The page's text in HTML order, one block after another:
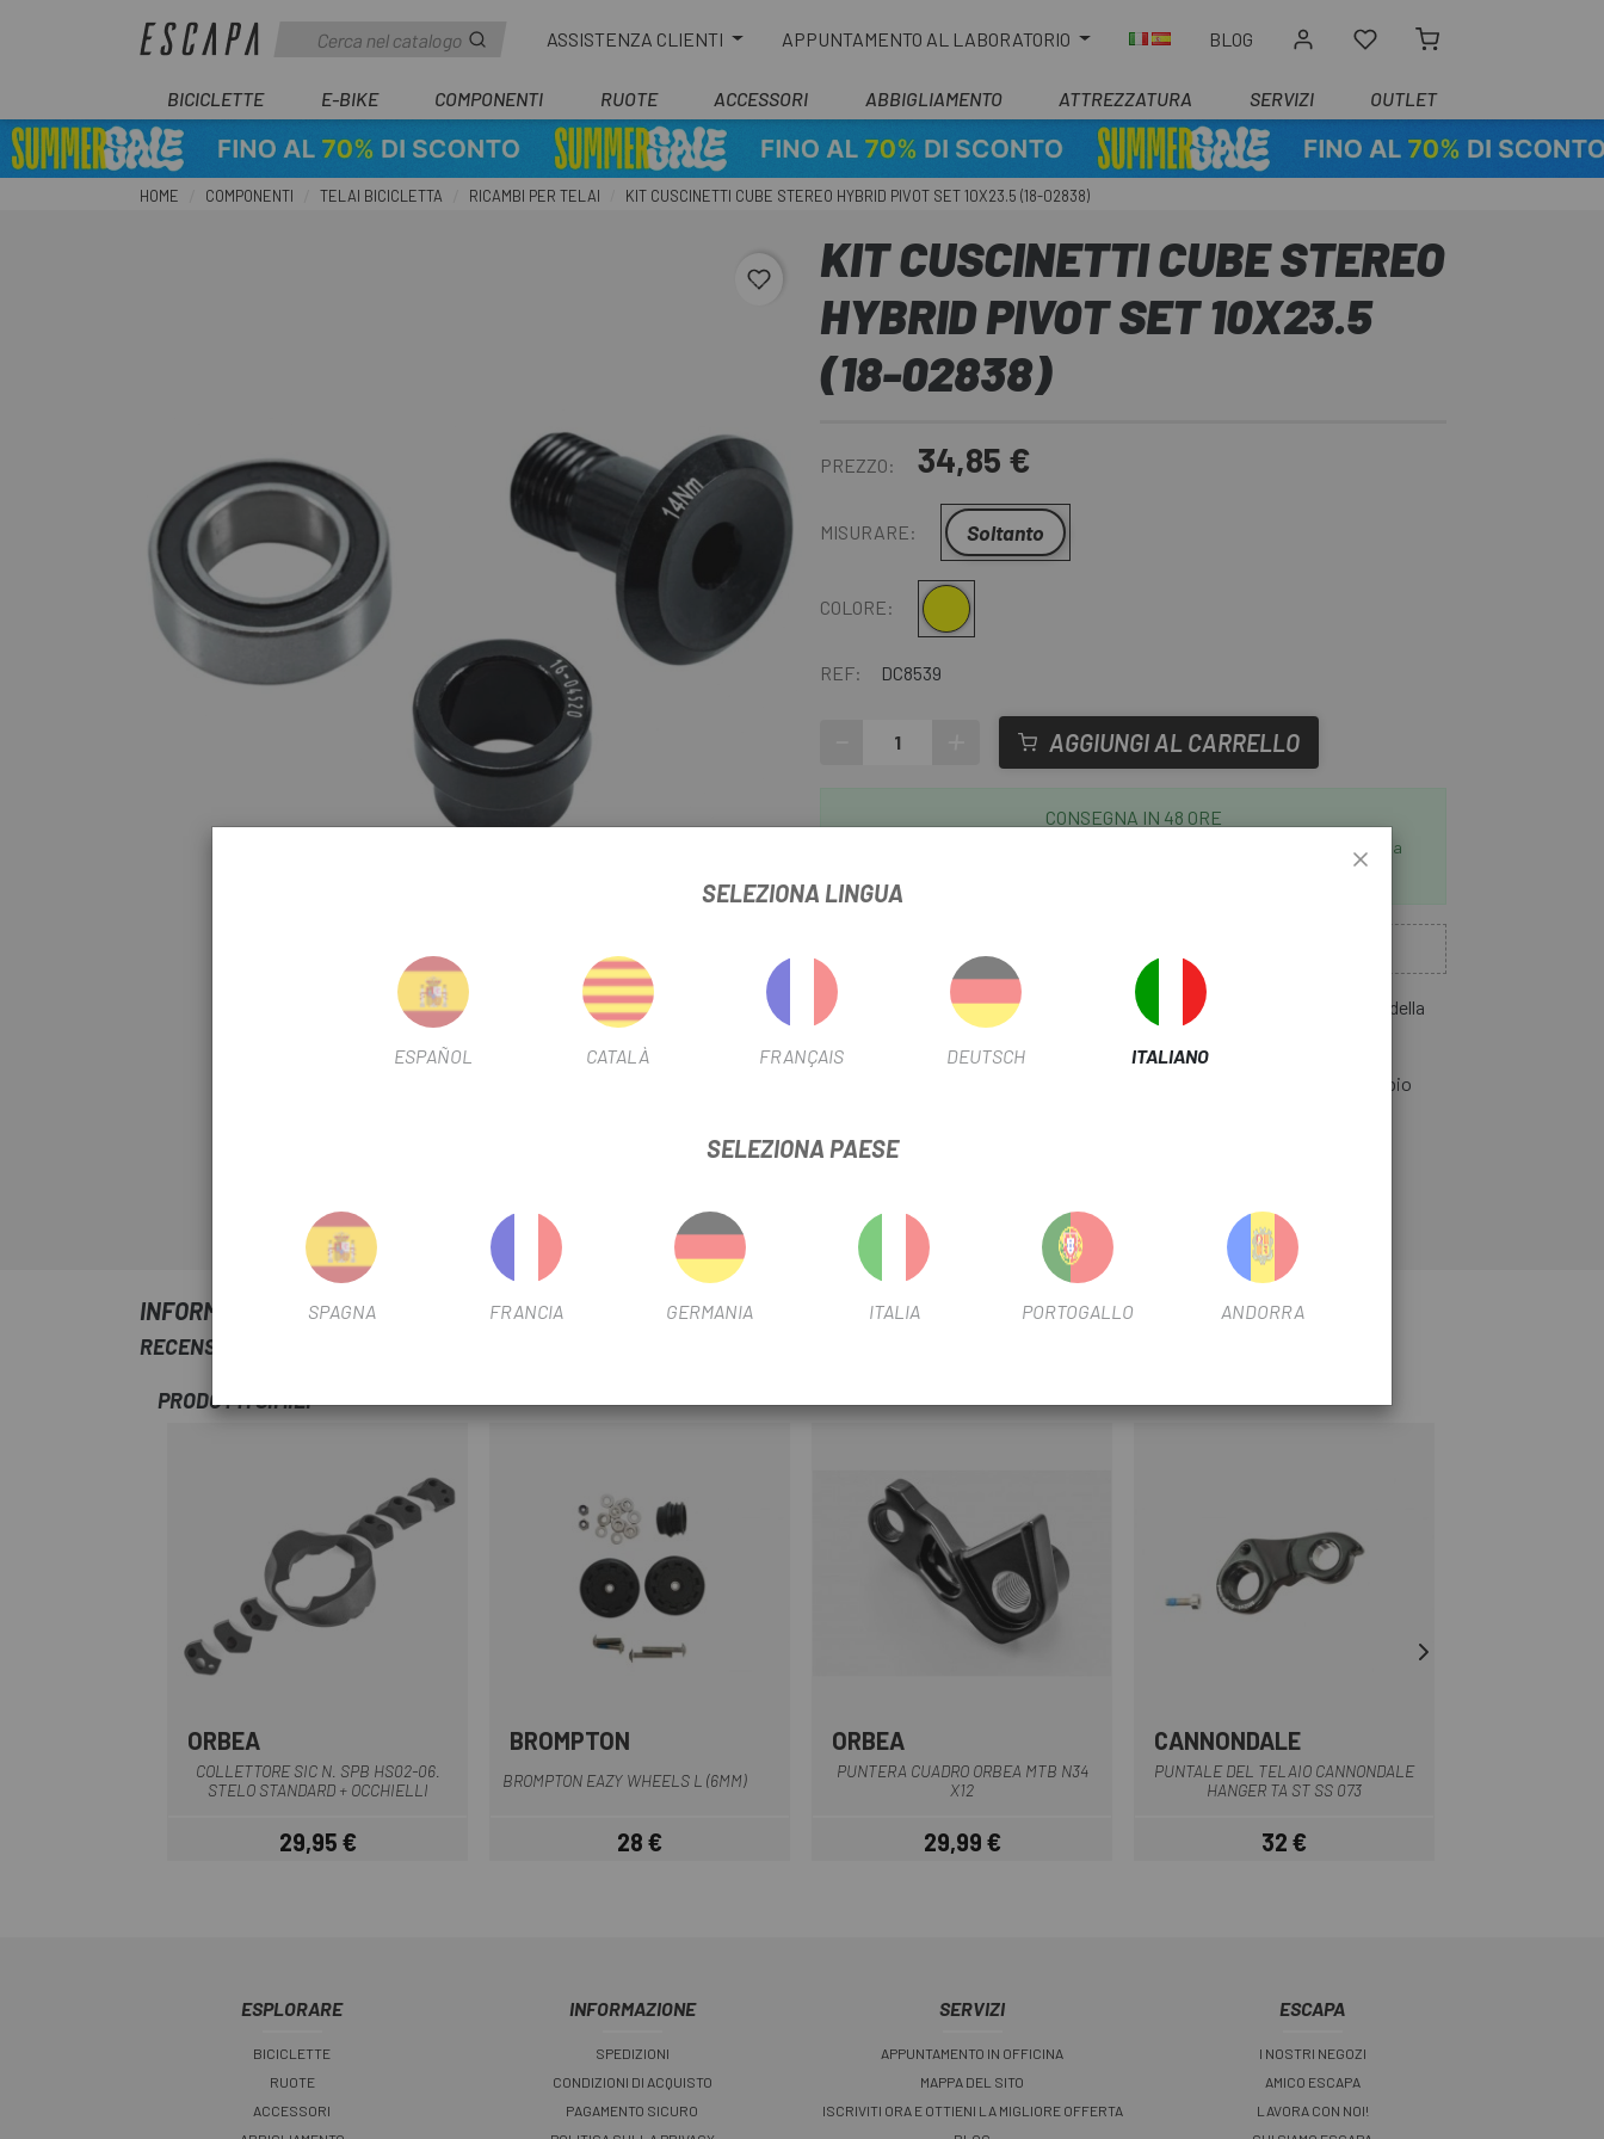
ASSISTENZA CLIENTI APPUNTAMENTO AL LABORATORIO BLOG
BICICLETTE E-BIKE COMPONENTI RUOTE ACCESSORI ABBIGLIAMENTO ATTREZZATURA SERVIZI OUTLET
HOME COMPONENTI TELAI BICICLETTA RICAMBI PER TELAI KIT CUSCINETTI CUBE STEREO HYBRID PIVOT SET 10X23.5 (18-02838)
favorite_borderKIT CUSCINETTI CUBE STEREO
HYBRID PIVOT SET 10X23.5
(18-02838)
PREZZO: 34,85 €
MISURARE: Soltanto
COLORE:Fluoro giallo
REF: DC8539
AGGIUNGI AL CARRELLO
CONSEGNA IN 48 ORE
Tranne ultime unità o prodotti in liquidazione. Controlla i tempi di consegna
Tutti i pezzi di ricambio di cui hai bisogno per il corretto funzionamento della
tua bicicletta li abbiamo su Escapa
Come il Cube Juego Cojinetes Manivela Stereo Hybrid, un pezzo di ricambio
cuscinetto, un distanziatore e una vite del cuscinetto.
INFORMAZIONI SU KIT CUSCINETTI CUBE STEREO HYBRID PIVOT SET 10X23.5 (18-02838)
RECENSIONI TRUSTED SHOPS
PRODOTTI SIMILI
ORBEA
COLLETTORE SIC N. SPB HS02-06.
STELO STANDARD + OCCHIELLI
Prezzo
29,95 €
BROMPTON
BROMPTON EAZY WHEELS L (6MM)
Prezzo
28 €
ORBEA
PUNTERA CUADRO ORBEA MTB N34
X12
Prezzo
29,99 €
Multiplo
CANNONDALE
PUNTALE DEL TELAIO CANNONDALE
HANGER TA ST SS 073
Prezzo
32 €
ESPLORARE
BICICLETTE
RUOTE
ACCESSORI
INFORMAZIONE
SPEDIZIONI
CONDIZIONI DI ACQUISTO
PAGAMENTO SICURO
SERVIZI
APPUNTAMENTO IN OFFICINA
MAPPA DEL SITO
ISCRIVITI ORA E OTTIENI LA MIGLIORE OFFERTA
ESCAPA
I NOSTRI NEGOZI
AMICO ESCAPA
LAVORA CON NOI!
SELEZIONA LINGUA
ESPAÑOL CATALÀ FRANÇAIS DEUTSCH ITALIANO
SELEZIONA PAESE
SPAGNA FRANCIA GERMANIA ITALIA PORTOGALLO ANDORRA